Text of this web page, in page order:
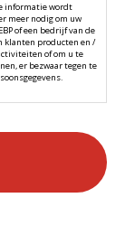
informatie wordt
meer nodig om uw
of een bedrijf van de
klanten producten en /
of om u te
er bezwaar tegen te